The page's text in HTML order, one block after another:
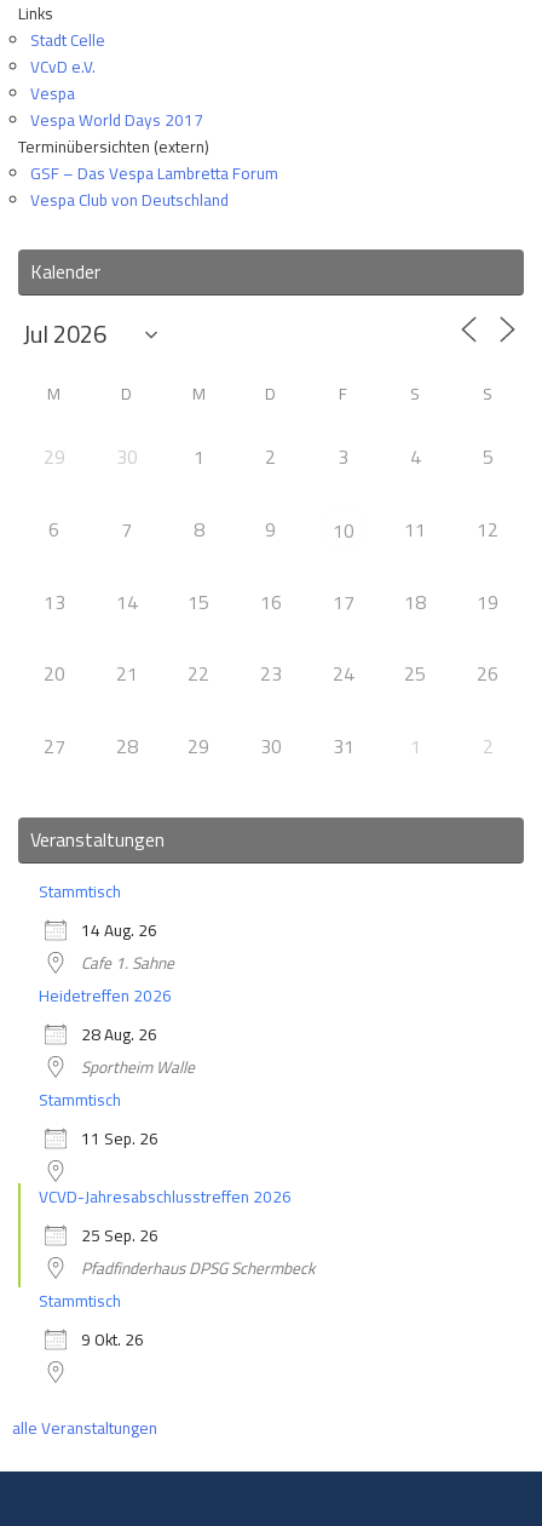
Links
Stadt Celle
VCvD e.V.
Vespa
Vespa World Days 2017
Terminübersichten (extern)
GSF – Das Vespa Lambretta Forum
Vespa Club von Deutschland
Kalender
M D M D F S S
29 30 1 2 3 4 5
6 7 8 9 10 11 12
13 14 15 16 17 18 19
20 21 22 23 24 25 26
27 28 29 30 31 1 2
Veranstaltungen
Stammtisch
14 Aug. 26
Cafe 1. Sahne
Heidetreffen 2026
28 Aug. 26
Sportheim Walle
Stammtisch
11 Sep. 26
VCVD-Jahresabschlusstreffen 2026
25 Sep. 26
Pfadfinderhaus DPSG Schermbeck
Stammtisch
9 Okt. 26
alle Veranstaltungen